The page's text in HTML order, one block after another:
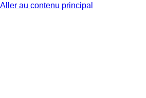
Aller au contenu principal